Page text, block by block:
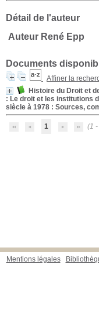
Détail de l'auteur
Auteur René Epp
Documents
Affiner la
Histoire du Droit et
: Le droit et les institutions
siècle à 1978 : Sources,
1 (1 -
Mentions légales